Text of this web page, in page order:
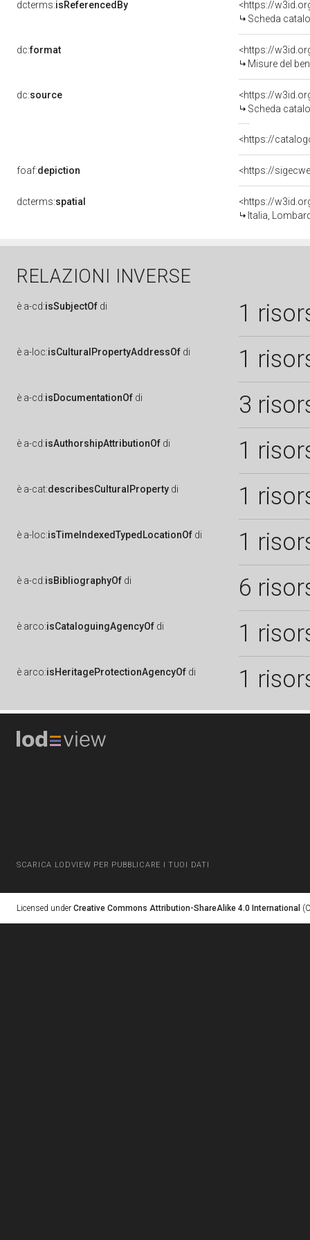
dcterms:isReferencedBy
<https://
Scheda
dc:format
<https://
Misure del
dc:source
<https://
Scheda
<https://
foaf:depiction <https://
dcterms:spatial
<https://
Italia,
RELAZIONI INVERSE
è a-cd:isSubjectOf di 1
è a-loc:isCulturalPropertyAddressOf di 1
è a-cd:isDocumentationOf di 3
è a-cd:isAuthorshipAttributionOf di 1
è a-cat:describesCulturalProperty di 1
è a-loc:isTimeIndexedTypedLocationOf di 1
è a-cd:isBibliographyOf di 6
è arco:isCataloguingAgencyOf di 1
è arco:isHeritageProtectionAgencyOf di 1
SCARICA LODVIEW PER PUBBLICARE I TUOI DATI
Licensed under Creative Commons Attribution-ShareAlike 4.0 International